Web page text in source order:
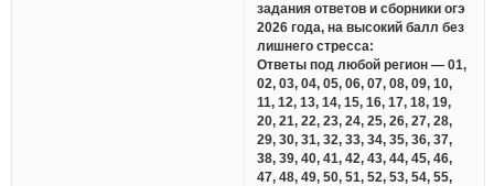
задания ответов и сборники огэ
2026 года, на высокий балл без
лишнего стресса:
Ответы под любой регион — 01,
02, 03, 04, 05, 06, 07, 08, 09, 10,
11, 12, 13, 14, 15, 16, 17, 18, 19,
20, 21, 22, 23, 24, 25, 26, 27, 28,
29, 30, 31, 32, 33, 34, 35, 36, 37,
38, 39, 40, 41, 42, 43, 44, 45, 46,
47, 48, 49, 50, 51, 52, 53, 54, 55,